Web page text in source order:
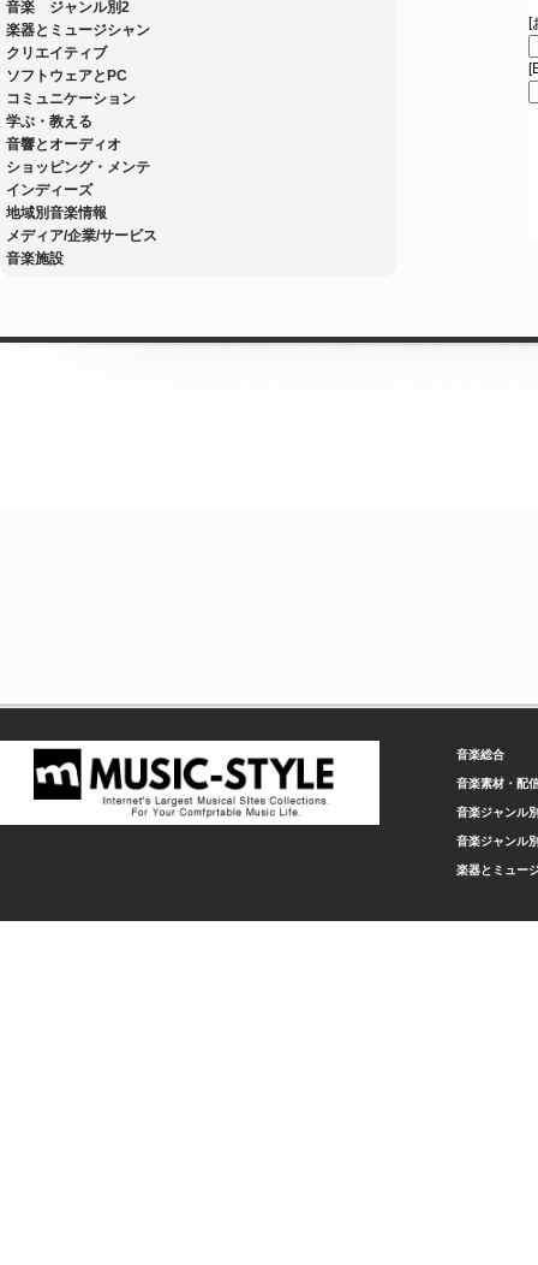
音楽 ジャンル別2
楽器とミュージシャン
クリエイティブ
ソフトウェアとPC
コミュニケーション
学ぶ・教える
音響とオーディオ
ショッピング・メンテ
インディーズ
地域別音楽情報
メディア/企業/サービス
音楽施設
[
音楽総合
音楽素材・配
音楽ジャンル
音楽ジャンル
楽器とミュー